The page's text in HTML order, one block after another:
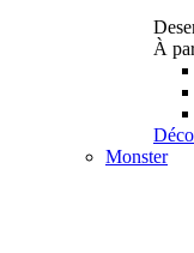
À
Monster